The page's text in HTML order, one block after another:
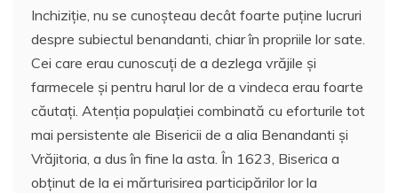
Inchiziţie, nu se cunoşteau decât foarte puţine lucruri
despre subiectul benandanti, chiar în propriile lor sate.
Cei care erau cunoscuţi de a dezlega vrăjile şi
farmecele şi pentru harul lor de a vindeca erau foarte
căutaţi. Atenţia populaţiei combinată cu eforturile tot
mai persistente ale Bisericii de a alia Benandanti şi
Vrăjitoria, a dus în fine la asta. În 1623, Biserica a
obţinut de la ei mărturisirea participărilor lor la